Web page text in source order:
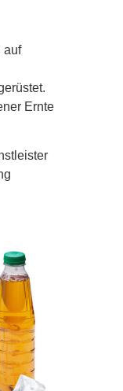
auf
Ernte